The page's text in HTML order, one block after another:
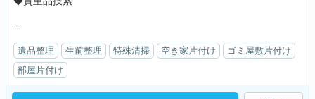
遺品整理 生前整理 特殊清掃 空き家片付け
ゴミ屋敷片付け
部屋片付け